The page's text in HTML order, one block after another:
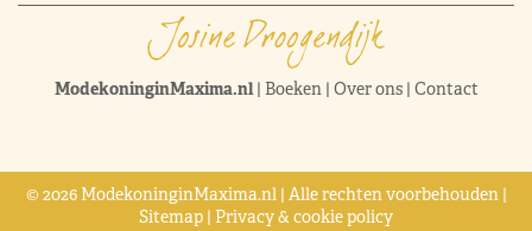
ModekoninginMaxima.nl| Boeken | Over ons| Contact
© 2026 ModekoninginMaxima.nl | Alle rechten voorbehouden |
Sitemap | Privacy & cookie policy